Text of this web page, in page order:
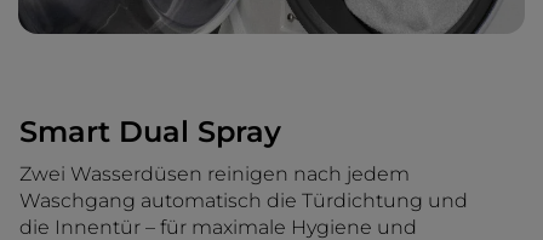
Smart Dual Spray
Zwei Wasserdüsen reinigen nach jedem
Waschgang automatisch die Türdichtung und
die Innentür – für maximale Hygiene und